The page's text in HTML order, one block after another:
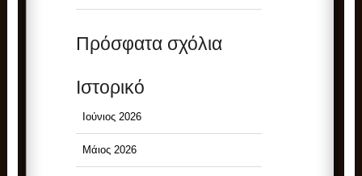
Πρόσφατα σχόλια
Ιστορικό
Ιούνιος 2026
Μάιος 2026